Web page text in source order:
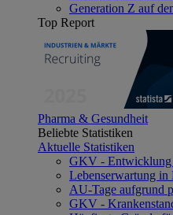
Generation Z auf
Top Report
Pharma & Gesundheit
Beliebte Statistiken
Aktuelle Statistiken
GKV - Entwicklung
Lebenserwartung in
AU-Tage aufgrund
GKV -